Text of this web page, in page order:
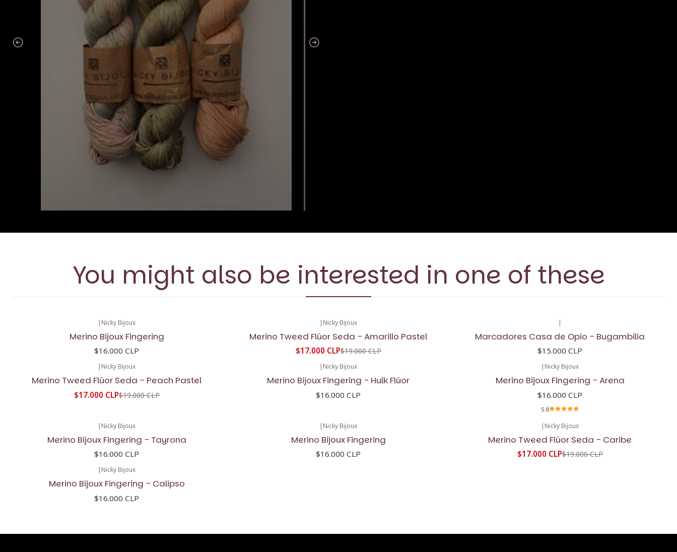
You might also be interested in one of these
| Nicky Bijoux
Merino Bijoux Fingering
$16.000 CLP
| Nicky Bijoux
Merino Tweed Flúor Seda - Amarillo Pastel
$17.000 CLP$19.000 CLP
|
Marcadores Casa de Opio - Bugambilia
$15.000 CLP
| Nicky Bijoux
Merino Tweed Flúor Seda - Peach Pastel
$17.000 CLP$19.000 CLP
| Nicky Bijoux
Merino Bijoux Fingering - Hulk Flúor
$16.000 CLP
| Nicky Bijoux
Merino Bijoux Fingering - Arena
$16.000 CLP
5.0
| Nicky Bijoux
Merino Bijoux Fingering - Tayrona
$16.000 CLP
| Nicky Bijoux
Merino Bijoux Fingering
$16.000 CLP
| Nicky Bijoux
Merino Tweed Flúor Seda - Caribe
$17.000 CLP$19.000 CLP
| Nicky Bijoux
Merino Bijoux Fingering - Calipso
$16.000 CLP